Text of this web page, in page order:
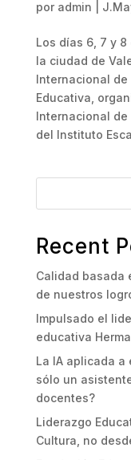
por admin
Los días 6, 7 y
la ciudad de
Internacional
Educativa,
Internacional de
del Instituto
Recent
Calidad basada
de nuestros
Impulsado el
educativa
La IA aplicada a
sólo un
docentes?
Liderazgo
Cultura, no